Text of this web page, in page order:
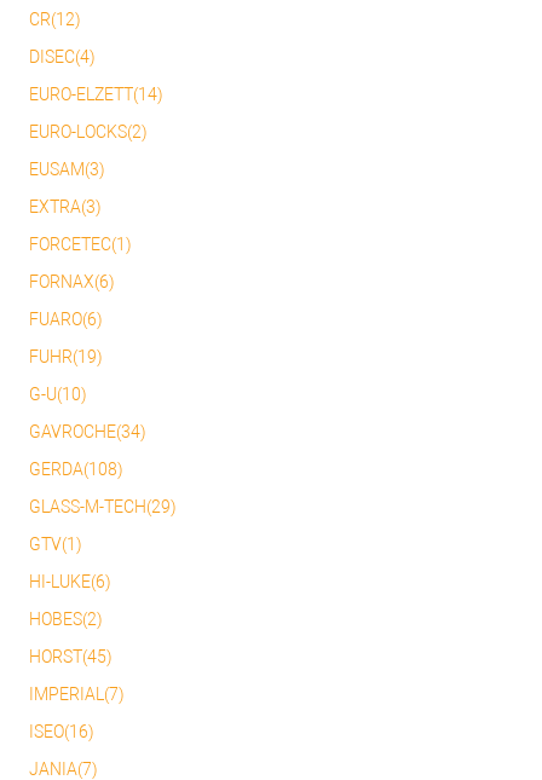
CR(12)
DISEC(4)
EURO-ELZETT(14)
EURO-LOCKS(2)
EUSAM(3)
EXTRA(3)
FORCETEC(1)
FORNAX(6)
FUARO(6)
FUHR(19)
G-U(10)
GAVROCHE(34)
GERDA(108)
GLASS-M-TECH(29)
GTV(1)
HI-LUKE(6)
HOBES(2)
HORST(45)
IMPERIAL(7)
ISEO(16)
JANIA(7)